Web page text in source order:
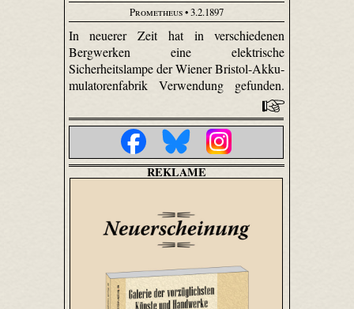
Prometheus• 3.2.1897
In neuerer Zeit hat in verschiedenen
Bergwerken eine elektrische
Sicherheitslampe der Wiener Bristol-Akku­
mulatoren­fabrik Verwendung gefunden.
REKLAME